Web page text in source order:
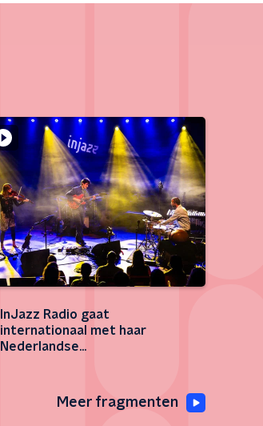
InJazz Radio gaat
internationaal met haar
Nederlandse
Meer fragmenten